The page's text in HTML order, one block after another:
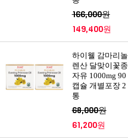
166,000원
149,400원
하이웰 감마리놀
렌산 달맞이꽃종
자유 1000mg 90
캡슐 개별포장 2
통
68,000원
61,200원